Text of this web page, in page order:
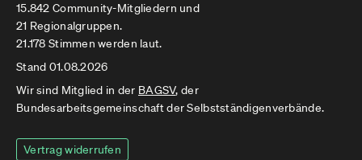
15.842 Community-Mitgliedern und
21 Regionalgruppen.
21.178 Stimmen werden laut.
Stand 01.08.2026
Wir sind Mitglied in der BAGSV, der
Bundesarbeitsgemeinschaft der Selbstständigenverbände.
Vertrag widerrufen